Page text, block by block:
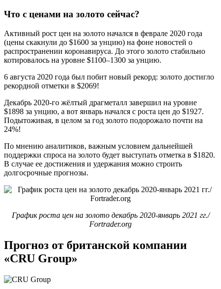
Что с ценами на золото сейчас?
Активный рост цен на золото начался в феврале 2020 года
(цены скакнули до $1600 за унцию) на фоне новостей о
распространении коронавируса. До этого золото стабильно
котировалось на уровне $1100–1300 за унцию.
6 августа 2020 года был побит новый рекорд: золото достигло
рекордной отметки в $2069!
Декабрь 2020-го жёлтый драгметалл завершил на уровне
$1898 за унцию, а вот январь начался с роста цен до $1927.
Подытоживая, в целом за год золото подорожало почти на
24%!
По мнению аналитиков, важным условием дальнейшей
поддержки спроса на золото будет выступать отметка в $1820.
В случае ее достижения и удержания можно строить
долгосрочные прогнозы.
График роста цен на золото декабрь 2020-январь 2021 гг./
Fortrader.org
Прогноз от британской компании
«CRU Group»